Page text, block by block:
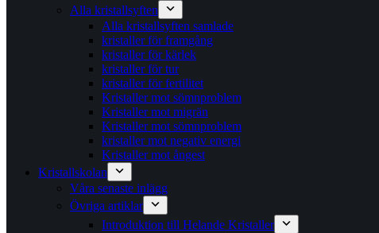
Alla kristallsyften
Alla kristallsyften samlade
kristaller för framgång
kristaller för kärlek
kristaller för tur
kristaller för fertilitet
Kristaller mot sömnproblem
Kristaller mot migrän
Kristaller mot sömnproblem
kristaller mot negativ energi
Kristaller mot ångest
Kristallskolan
Våra senaste inlägg
Övriga artiklar
Introduktion till Helande Kristaller